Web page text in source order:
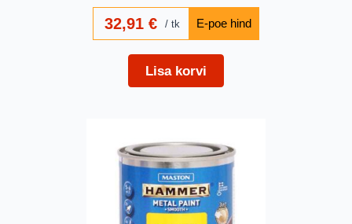
32,91 € tk
Lisa korvi